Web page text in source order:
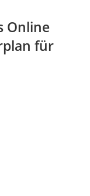
Online
für